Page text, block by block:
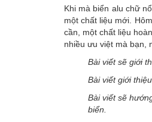
Khi mà biển alu chữ
một chất liệu mới.
cần, một chất liệu
nhiều ưu việt mà bạn,
Bài viết sẽ giới
Bài viết giới
Bài viết sẽ
biển.